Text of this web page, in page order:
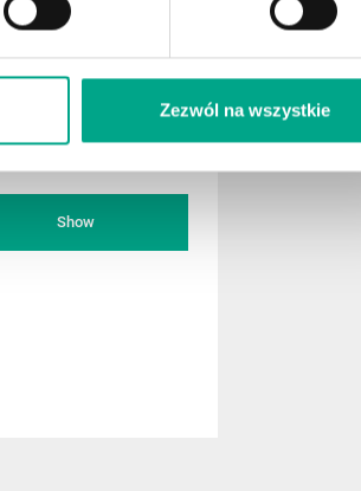
Zezwól na wszystkie
All
Reset filters
1859.59
usd /month
and1778 usd /initial fee
Show